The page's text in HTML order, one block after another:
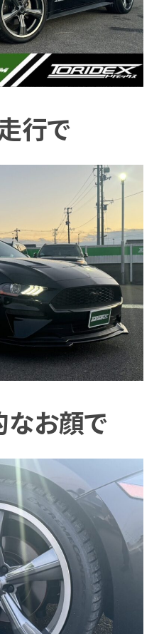
行で
お顔で